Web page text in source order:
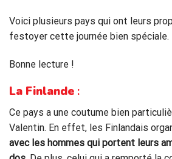
Voici plusieurs pays qui ont leurs
festoyer cette journée bien spéciale.
Bonne lecture !
La Finlande :
Ce pays a une coutume bien
Valentin. En effet, les Finlandais
avec les hommes qui portent leurs